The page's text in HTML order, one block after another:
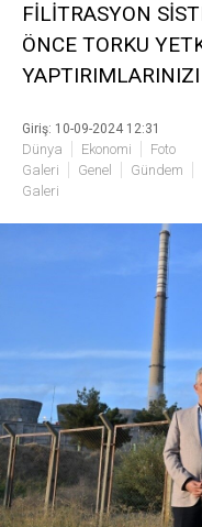
FİLİTRASYON
ÖNCE TORKU
YAPTIRIMLARINIZI
Giriş: 10-09-2024 12:31
Dünya Ekonomi
Foto
Galeri
Genel Gündem
Galeri